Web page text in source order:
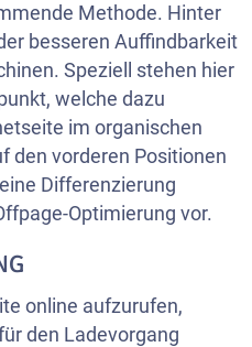
Methode. Hinter
besseren Auffindbarkeit
Speziell stehen hier
welche dazu
im organischen
den vorderen Positionen
Differenzierung
Optimierung vor.
online aufzurufen,
den Ladevorgang